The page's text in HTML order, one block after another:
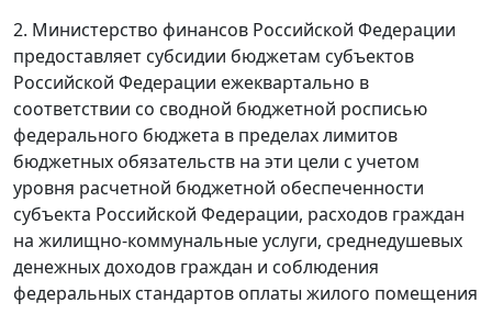
2. Министерство финансов Российской Федерации
предоставляет субсидии бюджетам субъектов
Российской Федерации ежеквартально в
соответствии со сводной бюджетной росписью
федерального бюджета в пределах лимитов
бюджетных обязательств на эти цели с учетом
уровня расчетной бюджетной обеспеченности
субъекта Российской Федерации, расходов граждан
на жилищно-коммунальные услуги, среднедушевых
денежных доходов граждан и соблюдения
федеральных стандартов оплаты жилого помещения